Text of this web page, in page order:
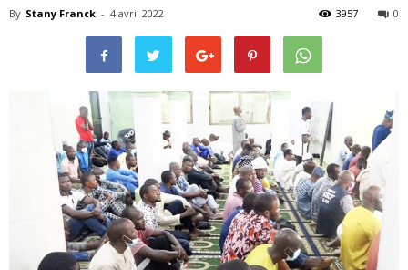
By Stany Franck - 4 avril 2022 0
3957